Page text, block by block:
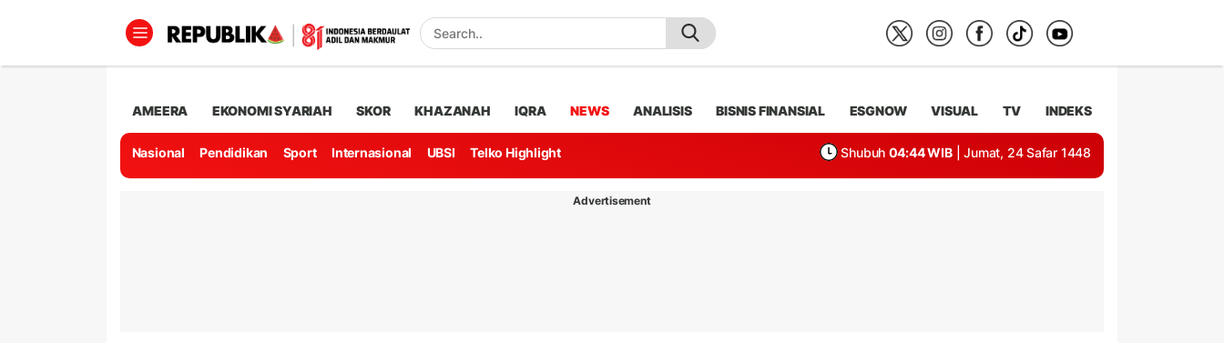
AMEERA EKONOMI SYARIAH SKOR KHAZANAH IQRA NEWS ANALISIS BISNIS FINANSIAL ESGNOW VISUAL TV INDEKS
Nasional Pendidikan Sport Internasional UBSI Telko Highlight Shubuh 04:44 WIB | Jumat, 24 Safar 1448
Advertisement